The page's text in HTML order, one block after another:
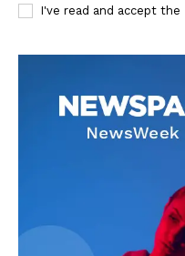
I've read and accept the